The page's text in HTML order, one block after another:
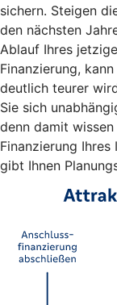
sichern. Steigen
den nächsten
Ablauf Ihres
Finanzierung,
deutlich teurer
Sie sich
denn damit
Finanzierung
gibt Ihnen